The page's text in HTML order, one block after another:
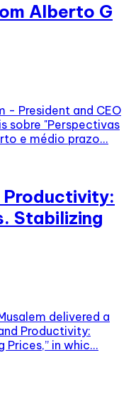
Alberto G
- President and CEO
sobre "Perspectivas
e médio prazo...
Productivity:
Stabilizing
delivered a
Productivity:
in whic...